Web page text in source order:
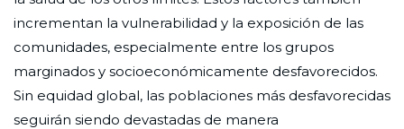
incrementan la vulnerabilidad y la exposición de las
comunidades, especialmente entre los grupos
marginados y socioeconómicamente desfavorecidos.
Sin equidad global, las poblaciones más desfavorecidas
seguirán siendo devastadas de manera